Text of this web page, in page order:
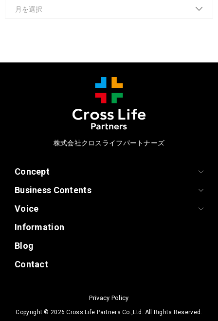
株式会社クロスライフパートナーズ
Concept
Business Contents
Voice
Information
Blog
Contact
Privacy Policy
Copyright © 2026 Cross Life Partners Co.,Ltd. All Rights Reserved.